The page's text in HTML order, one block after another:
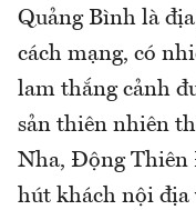
Quảng Bình là
cách mạng, có
lam thắng cảnh
sản thiên nhiên
Nha, Động Thiên
hút khách nội địa